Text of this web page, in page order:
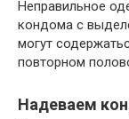
Неправильное
кондома с
могут
повторном
Надеваем